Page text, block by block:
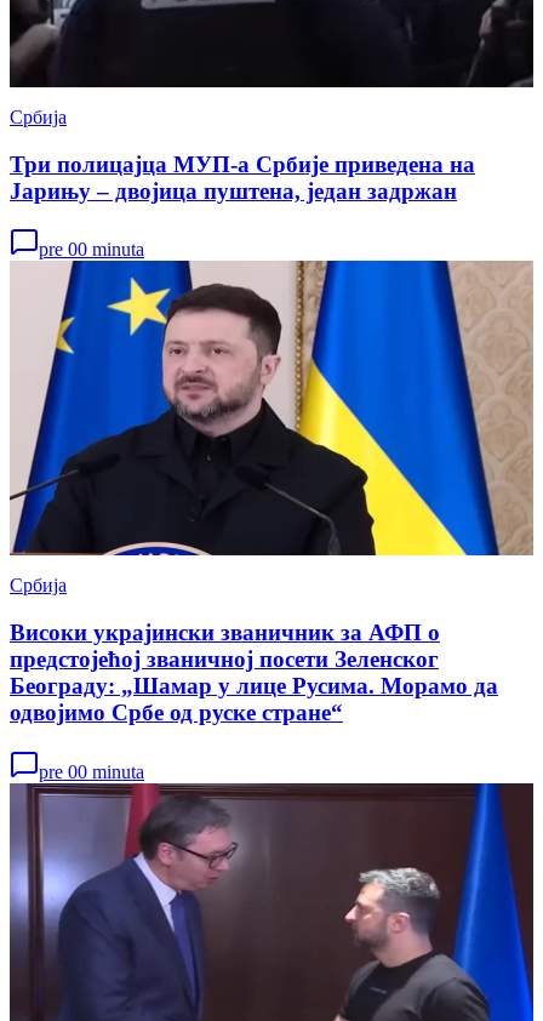
Србија
Три полицајца МУП-а Србије приведена на
Јарињу – двојица пуштена, један задржан
pre 00 minuta
Србија
Високи украјински званичник за АФП о
предстојећој званичној посети Зеленског
Београду: „Шамар у лице Русима. Морамо да
одвојимо Србе од руске стране“
pre 00 minuta